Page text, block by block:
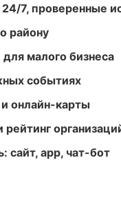
7, проверенные
району
малого бизнеса
событиях
онлайн-карты
сайт, app, чат-бот